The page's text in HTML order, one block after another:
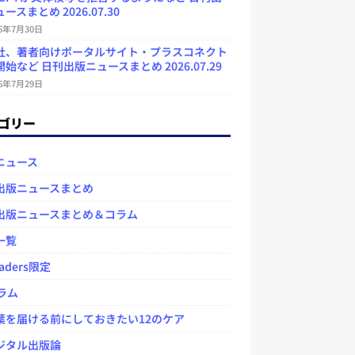
ースまとめ 2026.07.30
7月30日
、著者向けポータルサイト・プラスコネクト
始など 日刊出版ニュースまとめ 2026.07.29
7月29日
リー
ュース
版ニュースまとめ
版ニュースまとめ＆コラム
覧
限定
ム
届ける前にしておきたい12のケア
ル出版論